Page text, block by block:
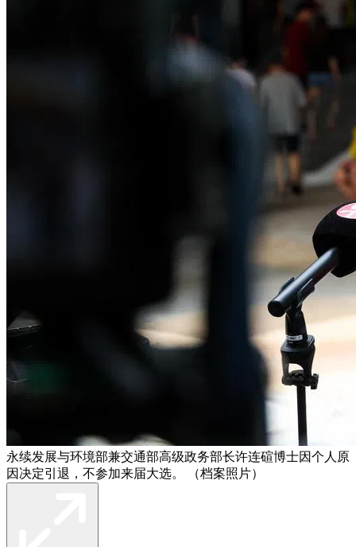
永续发展与环境部兼交通部高级政务部长许连碹博士因个人原
因决定引退，不参加来届大选。 （档案照片）